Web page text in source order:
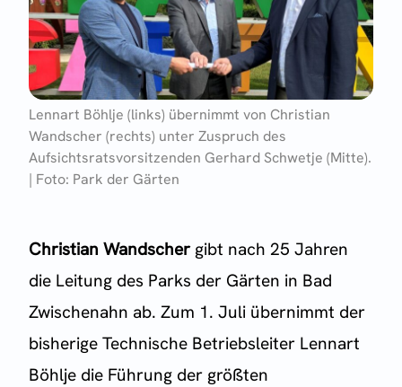
Lennart Böhlje (links) übernimmt von Christian
Wandscher (rechts) unter Zuspruch des
Aufsichtsratsvorsitzenden Gerhard Schwetje (Mitte).
| Foto: Park der Gärten
Christian Wandscher gibt nach 25 Jahren
die Leitung des Parks der Gärten in Bad
Zwischenahn ab. Zum 1. Juli übernimmt der
bisherige Technische Betriebsleiter Lennart
Böhlje die Führung der größten